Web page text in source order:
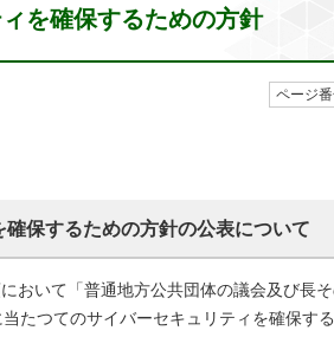
を確保するための方針
ページ
保するための方針の公表について
おいて「普通地方公共団体の議会及び長
たつてのサイバーセキュリティを確保す